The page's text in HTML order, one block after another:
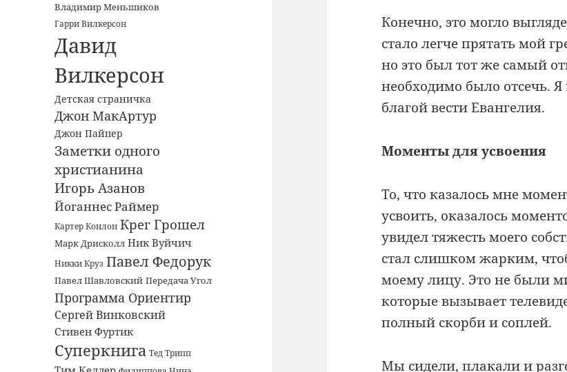
Владимир Меньшиков
Гарри Вилкерсон
Давид
Вилкерсон
Детская страничка
Джон МакАртур
Джон Пайпер
Заметки одного
христианина
Игорь Азанов
Йоганнес Раймер
Картер Конлон Крег Грошел
Марк Дрисколл Ник Вуйчич
Никки Круз Павел Федорук
Павел Шавловский Передача Угол
Программа Ориентир
Сергей Винковский
Стивен Фуртик
Суперкнига Тед Трипп
Конечно, это могло
стало легче прятать мой
но это был тот же самый
необходимо было отсечь.
благой вести Евангелия.
Моменты для усвоения
То, что казалось мне
усвоить, оказалось
увидел тяжесть моего
стал слишком жарким,
моему лицу. Это не были
которые вызывает
полный скорби и соплей.
Мы сидели, плакали и